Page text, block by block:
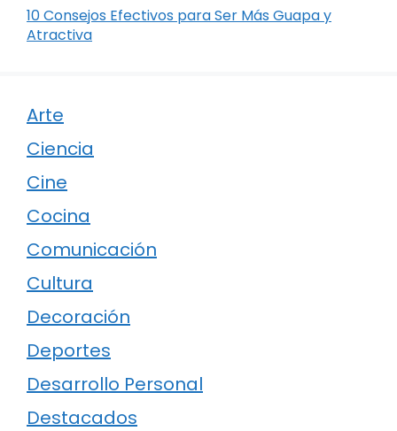
10 Consejos Efectivos para Ser Más Guapa y
Atractiva
Arte
Ciencia
Cine
Cocina
Comunicación
Cultura
Decoración
Deportes
Desarrollo Personal
Destacados